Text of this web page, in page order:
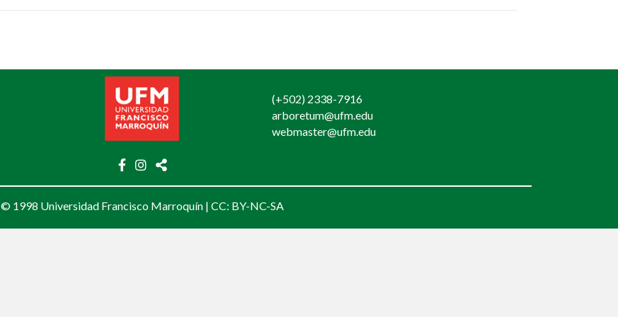
(+502) 2338-7916
arboretum@ufm.edu
webmaster@ufm.edu
© 1998 Universidad Francisco Marroquín | CC: BY-NC-SA